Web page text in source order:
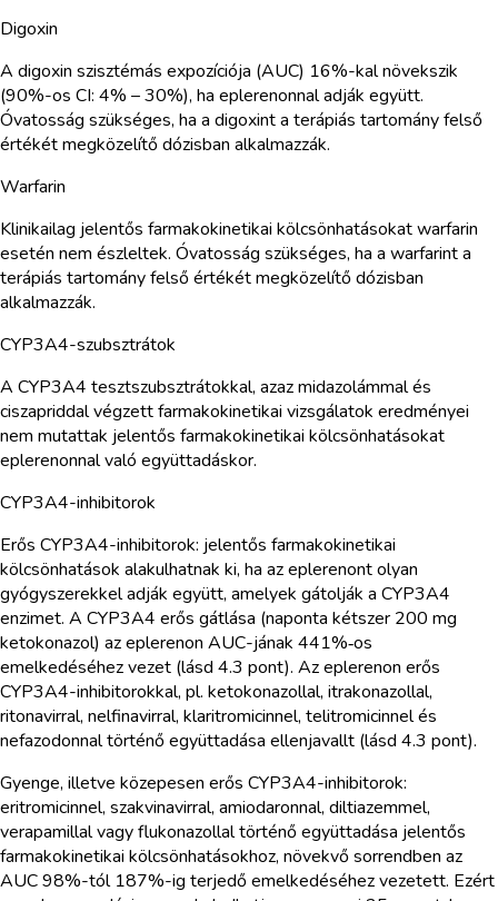
Digoxin
A digoxin szisztémás expozíciója (AUC) 16%-kal növekszik
(90%-os CI: 4% – 30%), ha eplerenonnal adják együtt.
Óvatosság szükséges, ha a digoxint a terápiás tartomány felső
értékét megközelítő dózisban alkalmazzák.
Warfarin
Klinikailag jelentős farmakokinetikai kölcsönhatásokat warfarin
esetén nem észleltek. Óvatosság szükséges, ha a warfarint a
terápiás tartomány felső értékét megközelítő dózisban
alkalmazzák.
CYP3A4-szubsztrátok
A CYP3A4 tesztszubsztrátokkal, azaz midazolámmal és
ciszapriddal végzett farmakokinetikai vizsgálatok eredményei
nem mutattak jelentős farmakokinetikai kölcsönhatásokat
eplerenonnal való együttadáskor.
CYP3A4-inhibitorok
Erős CYP3A4-inhibitorok: jelentős farmakokinetikai
kölcsönhatások alakulhatnak ki, ha az eplerenont olyan
gyógyszerekkel adják együtt, amelyek gátolják a CYP3A4
enzimet. A CYP3A4 erős gátlása (naponta kétszer 200 mg
ketokonazol) az eplerenon AUC-jának 441%‑os
emelkedéséhez vezet (lásd 4.3 pont). Az eplerenon erős
CYP3A4-inhibitorokkal, pl. ketokonazollal, itrakonazollal,
ritonavirral, nelfinavirral, klaritromicinnel, telitromicinnel és
nefazodonnal történő együttadása ellenjavallt (lásd 4.3 pont).
Gyenge, illetve közepesen erős CYP3A4-inhibitorok:
eritromicinnel, szakvinavirral, amiodaronnal, diltiazemmel,
verapamillal vagy flukonazollal történő együttadása jelentős
farmakokinetikai kölcsönhatásokhoz, növekvő sorrendben az
AUC 98%-tól 187%-ig terjedő emelkedéséhez vezetett. Ezért